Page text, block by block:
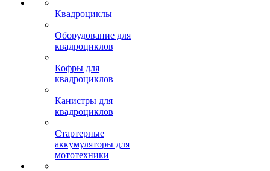
Квадроциклы
Оборудование для
квадроциклов
Кофры для
квадроциклов
Канистры для
квадроциклов
Стартерные
аккумуляторы для
мототехники